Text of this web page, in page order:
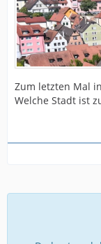
Zum letzten Mal
Welche Stadt ist